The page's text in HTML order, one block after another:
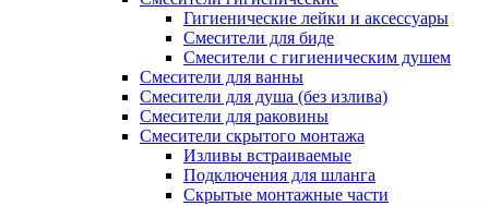
Гигиенические лейки и аксессуары
Смесители для биде
Смесители с гигиеническим душем
Смесители для ванны
Смесители для душа (без излива)
Смесители для раковины
Смесители скрытого монтажа
Изливы встраиваемые
Подключения для шланга
Скрытые монтажные части